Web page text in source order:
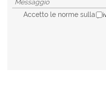
Accetto le norme sulla